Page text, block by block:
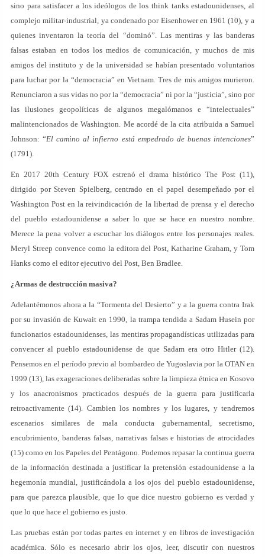
sino para satisfacer a los ideólogos de los think tanks estadounidenses, al
complejo militar-industrial, ya condenado por Eisenhower en 1961 (10), y a
quienes inventaron la teoría del “dominó”. Las mentiras y las banderas
falsas estaban en todos los medios de comunicación, y muchos de mis
amigos del instituto y de la universidad se habían presentado voluntarios
para luchar por la “democracia” en Vietnam. Tres de mis amigos murieron.
Renunciaron a sus vidas no por la “democracia” ni por la “justicia”, sino por
las ilusiones geopolíticas de algunos megalómanos e “intelectuales”
malintencionados de Washington. Me acordé de la cita atribuida a Samuel
Johnson: “El camino al infierno está empedrado de buenas intenciones”
(1791).
En 2017 20th Century FOX estrenó el drama histórico The Post (11),
dirigido por Steven Spielberg, centrado en el papel desempeñado por el
Washington Post en la reivindicación de la libertad de prensa y el derecho
del pueblo estadounidense a saber lo que se hace en nuestro nombre.
Merece la pena volver a escuchar los diálogos entre los personajes reales.
Meryl Streep convence como la editora del Post, Katharine Graham, y Tom
Hanks como el editor ejecutivo del Post, Ben Bradlee.
¿Armas de destrucción masiva?
Adelantémonos ahora a la “Tormenta del Desierto” y a la guerra contra Irak
por su invasión de Kuwait en 1990, la trampa tendida a Sadam Husein por
funcionarios estadounidenses, las mentiras propagandísticas utilizadas para
convencer al pueblo estadounidense de que Sadam era otro Hitler (12).
Pensemos en el período previo al bombardeo de Yugoslavia por la OTAN en
1999 (13), las exageraciones deliberadas sobre la limpieza étnica en Kosovo
y los anacronismos practicados después de la guerra para justificarla
retroactivamente (14). Cambien los nombres y los lugares, y tendremos
escenarios similares de mala conducta gubernamental, secretismo,
encubrimiento, banderas falsas, narrativas falsas e historias de atrocidades
(15) como en los Papeles del Pentágono. Podemos repasar la continua guerra
de la información destinada a justificar la pretensión estadounidense a la
hegemonía mundial, justificándola a los ojos del pueblo estadounidense,
para que parezca plausible, que lo que dice nuestro gobierno es verdad y
que lo que hace el gobierno es justo.
Las pruebas están por todas partes en internet y en libros de investigación
académica. Sólo es necesario abrir los ojos, leer, discutir con nuestros